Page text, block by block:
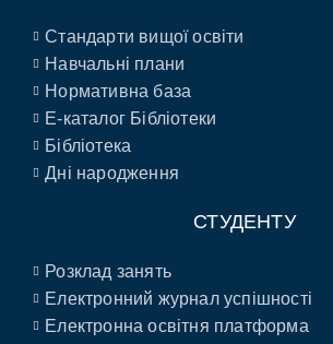
Стандарти вищої освіти
Навчальні плани
Нормативна база
E-каталог Бібліотеки
Бібліотека
Дні народження
СТУДЕНТУ
Розклад занять
Електронний журнал успішності
Електронна освітня платформа